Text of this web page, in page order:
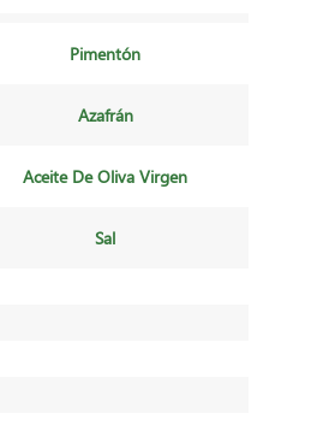
Pimentón
Azafrán
Aceite De Oliva Virgen
Sal